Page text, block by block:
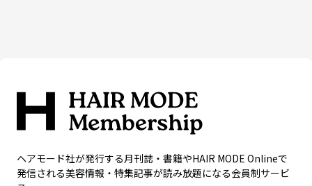
ヘアモード社が発行する月刊誌・書籍やHAIR MODE Onlineで
発信される美容情報・特集記事が読み放題になる会員制サービ